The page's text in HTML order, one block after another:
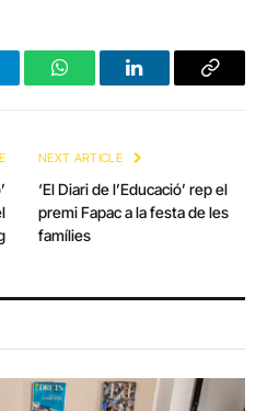
WhatsAppLinkedInCopy
NEXT ARTICLE
‘El Diari de l’Educació’ rep el
premi Fapac a la festa de les
famílies